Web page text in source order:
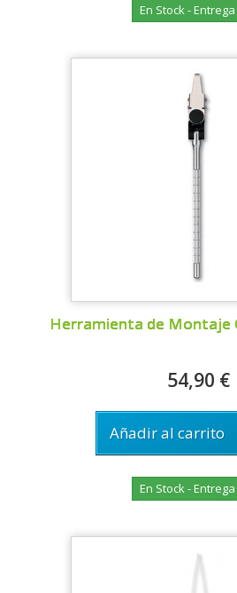
En Stock -
Herramienta de Montaje
54,90 €
Añadir al carrito
En Stock -